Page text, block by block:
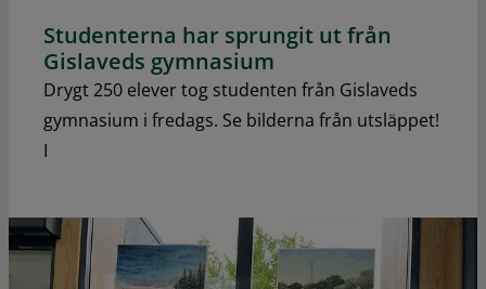
Studenterna har sprungit ut från
Gislaveds gymnasium
Drygt 250 elever tog studenten från Gislaveds
gymnasium i fredags. Se bilderna från utsläppet!
I